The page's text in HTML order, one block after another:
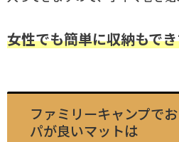
女性でも簡単に収納もで
ファミリーキャンプで
パが良いマットは